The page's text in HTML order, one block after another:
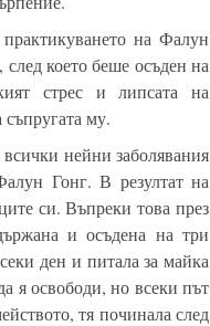
на Фалун
което беше осъден на
стрес и липсата на
му.
нейни заболявания
Гонг. В резултат на
си. Въпреки това през
и осъдена на три
ден и питала за майка
я освободи, но всеки път
тя починала след